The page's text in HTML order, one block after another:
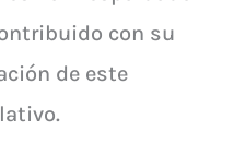
con su
de este